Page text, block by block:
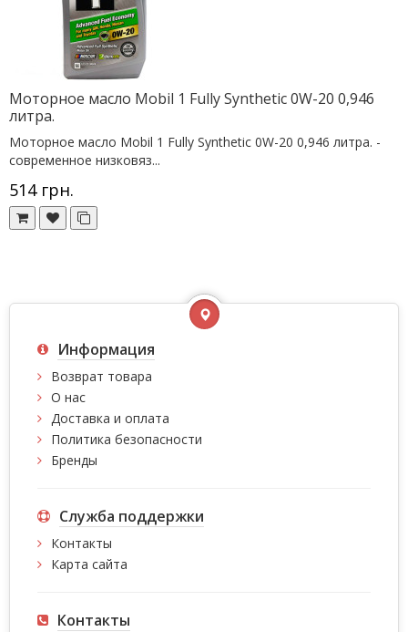
Моторное масло Mobil 1 Fully Synthetic 0W-20 0,946
литра.
Моторное масло Mobil 1 Fully Synthetic 0W-20 0,946 литра. -
современное низковяз...
514 грн.
Информация
Возврат товара
О нас
Доставка и оплата
Политика безопасности
Бренды
Служба поддержки
Контакты
Карта сайта
Контакты